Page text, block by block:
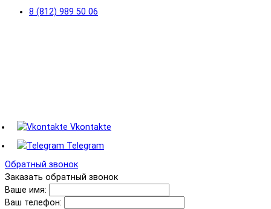
8 (812) 989 50 06
Vkontakte
Telegram
Обратный звонок
Заказать обратный звонок
Ваше имя:
Ваш телефон: